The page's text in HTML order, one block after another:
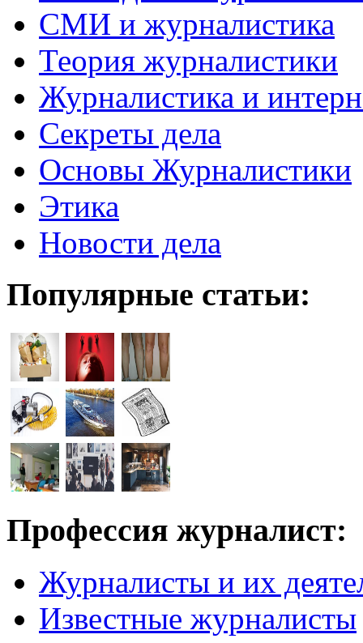
СМИ и журналистика
Теория журналистики
Журналистика и
Секреты дела
Основы Журналистики
Этика
Новости дела
Популярные статьи:
Профессия журналист:
Журналисты и их
Известные журналисты